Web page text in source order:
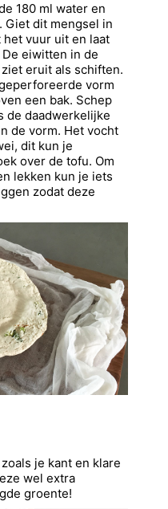
180 ml water en
Giet dit mengsel in
het vuur uit en laat
eiwitten in de
eruit als schiften.
vorm
een bak. Schep
de daadwerkelijke
de vorm. Het vocht
dit kun je
over de tofu. Om
lekken kun je iets
zodat deze
je kant en klare
wel extra
groente!